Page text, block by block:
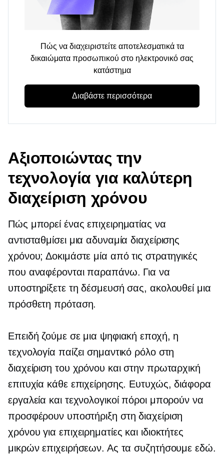
Πώς να διαχειριστείτε αποτελεσματικά τα
δικαιώματα προσωπικού στο ηλεκτρονικό σας
κατάστημα
Διαβάστε περισσότερα
Αξιοποιώντας την
τεχνολογία για καλύτερη
διαχείριση χρόνου
Πώς μπορεί ένας επιχειρηματίας να
αντισταθμίσει μια αδυναμία διαχείρισης
χρόνου; Δοκιμάστε μία από τις στρατηγικές
που αναφέρονται παραπάνω. Για να
υποστηρίξετε τη δέσμευσή σας, ακολουθεί μια
πρόσθετη πρόταση.
Επειδή ζούμε σε μια ψηφιακή εποχή, η
τεχνολογία παίζει σημαντικό ρόλο στη
διαχείριση του χρόνου και στην πρωταρχική
επιτυχία κάθε επιχείρησης. Ευτυχώς, διάφορα
εργαλεία και τεχνολογικοί πόροι μπορούν να
προσφέρουν υποστήριξη στη διαχείριση
χρόνου για επιχειρηματίες και ιδιοκτήτες
μικρών επιχειρήσεων. Ας τα συζητήσουμε εδώ.